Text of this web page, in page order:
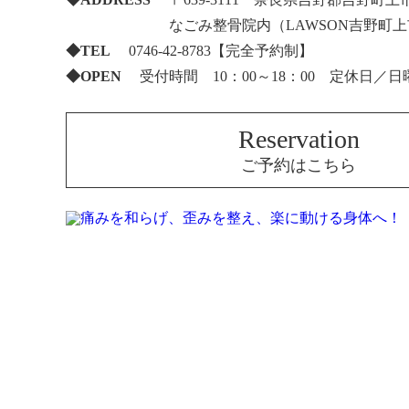
なごみ整骨院内（LAWSON吉野町上
◆TEL
0746-42-8783【完全予約制】
◆OPEN
受付時間 10：00～18：00 定休日／日
Reservation
ご予約はこちら